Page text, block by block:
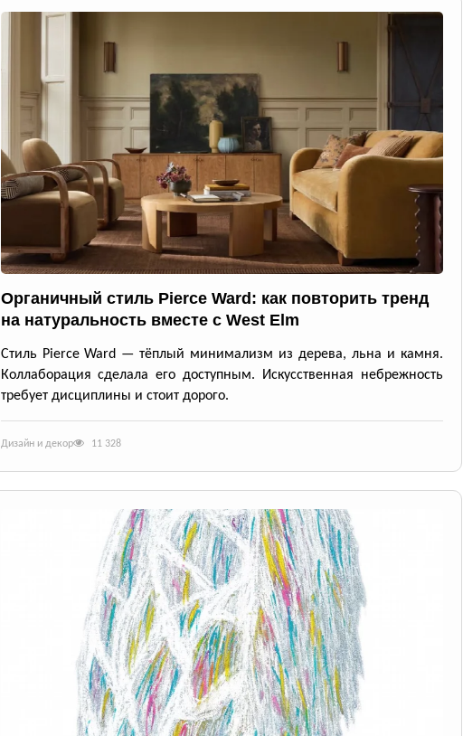
Органичный стиль Pierce Ward: как повторить тренд
на натуральность вместе с West Elm
Стиль Pierce Ward — тёплый минимализм из дерева, льна и камня.
Коллаборация сделала его доступным. Искусственная небрежность
требует дисциплины и стоит дорого.
Дизайн и декор 11 328